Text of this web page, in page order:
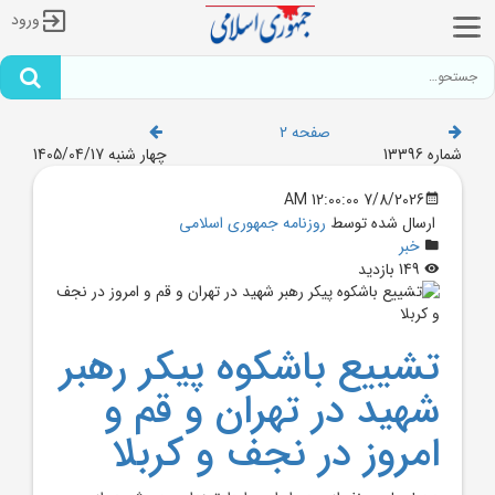
ورود
صفحه 2
شماره 13396
چهار شنبه 1405/04/17
7/8/2026 12:00:00 AM
ارسال شده توسط روزنامه جمهوری اسلامی
خبر
تشييع باشکوه پيکر رهبر
شهيد در تهران و قم و
امروز در نجف و کربلا